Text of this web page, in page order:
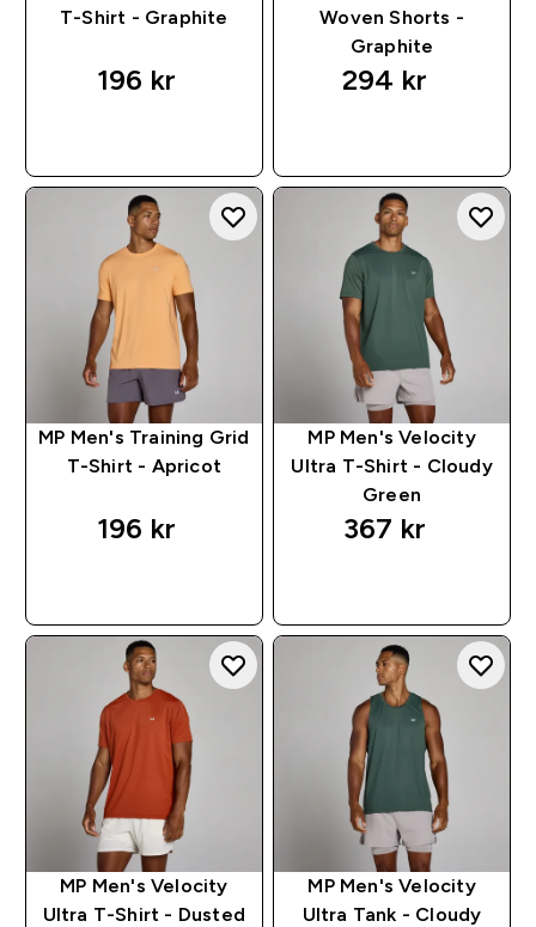
T-Shirt - Graphite
196 kr‎
Woven Shorts -
Graphite
294 kr‎
MP Men's Training Grid
T-Shirt - Apricot
196 kr‎
MP Men's Velocity
Ultra T-Shirt - Cloudy
Green
367 kr‎
MP Men's Velocity
Ultra T-Shirt - Dusted
MP Men's Velocity
Ultra Tank - Cloudy